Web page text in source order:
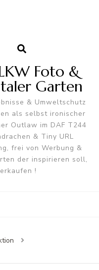
Foto &
Garten
& Umweltschutz
als selbst ironischer
Outlaw im DAF T244
& Tiny URL
frei von Werbung &
der inspirieren soll,
!